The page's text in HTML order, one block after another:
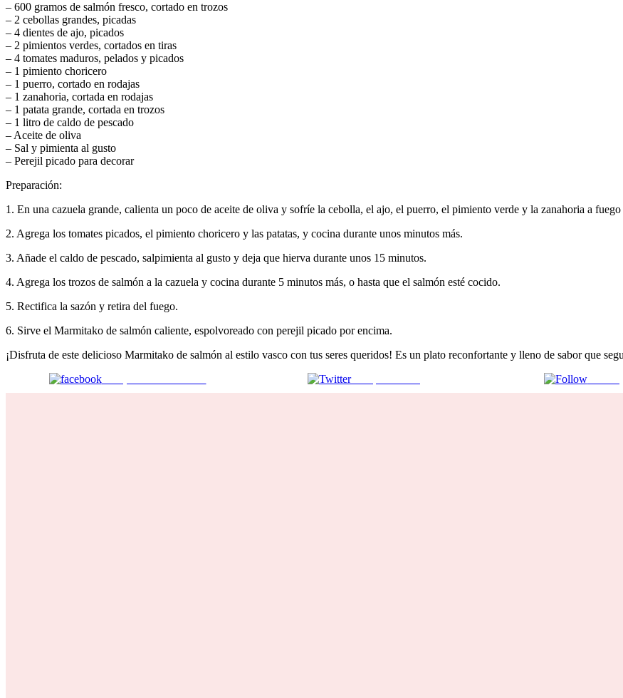
– 600 gramos de salmón fresco, cortado en trozos
– 2 cebollas grandes, picadas
– 4 dientes de ajo, picados
– 2 pimientos verdes, cortados en tiras
– 4 tomates maduros, pelados y picados
– 1 pimiento choricero
– 1 puerro, cortado en rodajas
– 1 zanahoria, cortada en rodajas
– 1 patata grande, cortada en trozos
– 1 litro de caldo de pescado
– Aceite de oliva
– Sal y pimienta al gusto
– Perejil picado para decorar
Preparación:
1. En una cazuela grande, calienta un poco de aceite de oliva y sofríe la cebolla, el ajo, el puerro, el pimiento verde y la zanahoria a fuego
2. Agrega los tomates picados, el pimiento choricero y las patatas, y cocina durante unos minutos más.
3. Añade el caldo de pescado, salpimienta al gusto y deja que hierva durante unos 15 minutos.
4. Agrega los trozos de salmón a la cazuela y cocina durante 5 minutos más, o hasta que el salmón esté cocido.
5. Rectifica la sazón y retira del fuego.
6. Sirve el Marmitako de salmón caliente, espolvoreado con perejil picado por encima.
¡Disfruta de este delicioso Marmitako de salmón al estilo vasco con tus seres queridos! Es un plato reconfortante y lleno de sabor que
Comparte en Facebook
Comparte en X Enviar